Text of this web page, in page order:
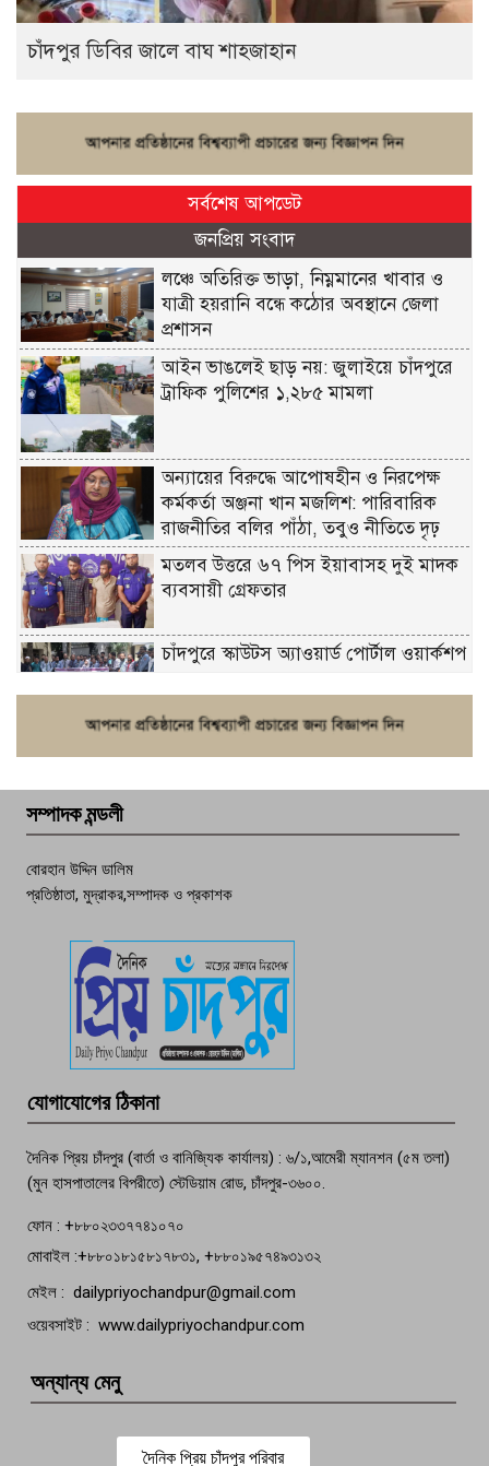
চাঁদপুর ডিবির জালে বাঘ শাহজাহান
সর্বশেষ আপডেট
জনপ্রিয় সংবাদ
লঞ্চে অতিরিক্ত ভাড়া, নিম্নমানের খাবার ও
যাত্রী হয়রানি বন্ধে কঠোর অবস্থানে জেলা
প্রশাসন
আইন ভাঙলেই ছাড় নয়: জুলাইয়ে চাঁদপুরে
ট্রাফিক পুলিশের ১,২৮৫ মামলা
অন্যায়ের বিরুদ্ধে আপোষহীন ও নিরপেক্ষ
কর্মকর্তা অঞ্জনা খান মজলিশ: পারিবারিক
রাজনীতির বলির পাঁঠা, তবুও নীতিতে দৃঢ়
মতলব উত্তরে ৬৭ পিস ইয়াবাসহ দুই মাদক
ব্যবসায়ী গ্রেফতার
চাঁদপুরে স্কাউটস অ্যাওয়ার্ড পোর্টাল ওয়ার্কশপ
পচা দুর্গন্ধে ৯৯৯-এ ফোন, ফরিদগঞ্জে
তরুণের অর্ধগলিত লাশ উদ্ধার
বেঁচে নেই, বিভিন্ন সংগঠনের শোক
সম্পাদক মন্ডলী
বোরহান উদ্দিন ডালিম
প্রতিষ্ঠাতা, মুদ্রাকর,সম্পাদক ও প্রকাশক
যোগাযোগের ঠিকানা
দৈনিক প্রিয় চাঁদপুর (বার্তা ও বানিজ্যিক কার্যালয়) : ৬/১,আমেরী ম্যানশন (৫ম তলা)
(মুন হাসপাতালের বিপরীতে) স্টেডিয়াম রোড, চাঁদপুর-৩৬০০.
ফোন : +৮৮০২৩৩৭৭৪১০৭০
মোবাইল :+৮৮০১৮১৫৮১৭৮৩১, +৮৮০১৯৫৭৪৯৩১৩২
মেইল : dailypriyochandpur@gmail.com
ওয়েবসাইট : www.dailypriyochandpur.com
অন্যান্য মেনু
দৈনিক প্রিয় চাঁদপুর পরিবার